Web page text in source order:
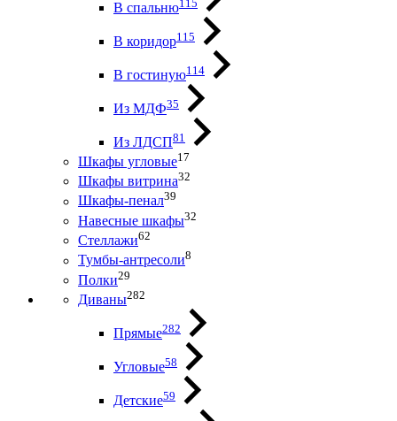
В спальню
В коридор115
В гостиную114
Из МДФ35
Из ЛДСП81
Шкафы угловые17
Шкафы витрина32
Шкафы-пенал39
Навесные шкафы32
Стеллажи62
Тумбы-антресоли8
Полки29
Диваны282
Прямые282
Угловые58
Детские59